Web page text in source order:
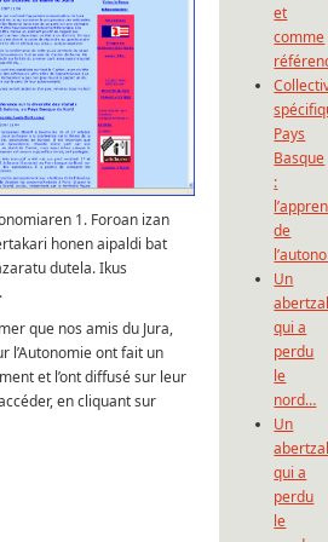
1. Foroan izan
honen aipaldi bat
dutela. Ikus
que nos amis du Jura,
l’Autonomie ont fait un
et l’ont diffusé sur leur
en cliquant sur
et
comme
Pays
Basque
:
de
Un
qui a
perdu
le
nord…
Un
qui a
perdu
le